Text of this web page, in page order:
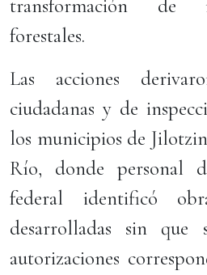
transformación de
forestales.
Las acciones
ciudadanas y de
los municipios de
Río, donde personal
federal identificó
desarrolladas sin que
autorizaciones